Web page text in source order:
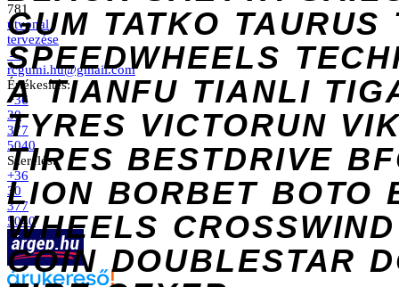
GUM TATKO TAURUS
SPEEDWHEELS
A TIANFU TIANLI
TYRES VICTORUN
TIRES BESTDRIVE
LION BORBET BOTO
WHEELS CROSSWIND
COIN DOUBLESTAR
781
útvonal
tervezése
→
rcgumi.hu@gmail.com
Értékesítés:
+36
30
377
5040
Szerelés:
+36
30
377
5040